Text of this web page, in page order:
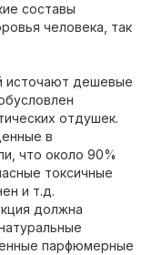
составы
человека, так
источают дешевые
отдушек.
в
что около 90%
токсичные
и т.д.
должна
парфюмерные